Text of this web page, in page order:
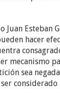
Juan Esteban
hacer
mecanismo
sea